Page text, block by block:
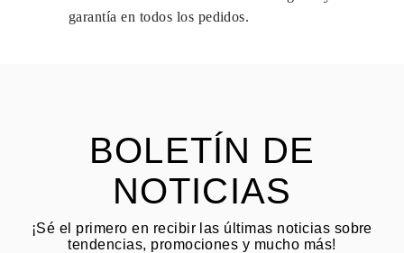
a partir de la fecha de entrega del
garantía en todos los pedidos.
BOLETÍN DE
NOTICIAS
¡Sé el primero en recibir las últimas noticias sobre
tendencias, promociones y mucho más!